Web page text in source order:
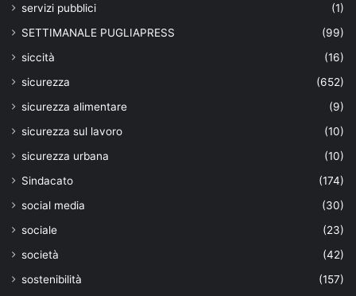
servizi pubblici
(1)
SETTIMANALE PUGLIAPRESS
(99)
siccità
(16)
sicurezza
(652)
sicurezza alimentare
(9)
sicurezza sul lavoro
(10)
sicurezza urbana
(10)
Sindacato
(174)
social media
(30)
sociale
(23)
società
(42)
sostenibilità
(157)